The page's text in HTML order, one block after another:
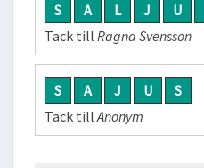
S A L J U
Tack till Ragna Svensson
S A J U S
Tack tillAnonym